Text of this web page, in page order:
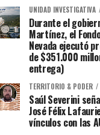
UNIDAD INVESTIGATIVA
Durante el
Martínez, el
Nevada ejecutó
de $351.000
entrega)
TERRITORIO & PODER
Saúl Severini
José Félix
vínculos con las